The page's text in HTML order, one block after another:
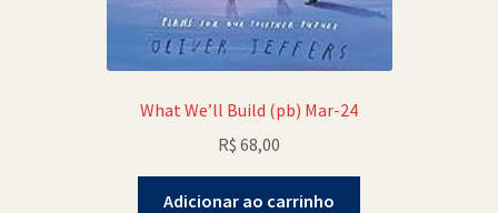
What We’ll Build (pb) Mar-24
R$ 68,00
Adicionar ao carrinho